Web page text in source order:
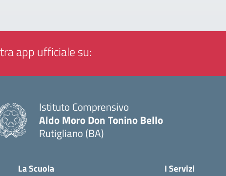
app ufficiale su:
Istituto Comprensivo
Aldo Moro Don Tonino Bello
Rutigliano (BA)
La Scuola I Servizi